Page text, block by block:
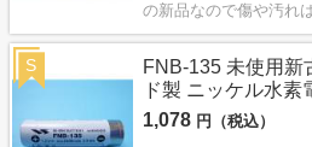
の新品なので傷や汚れ
FNB-135 未使用新
ド製 ニッケル水素
1,078 円（税込）
S